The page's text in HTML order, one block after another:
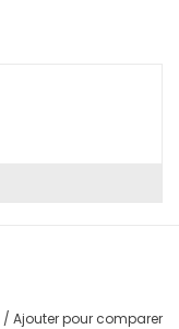
/ Ajouter pour comparer